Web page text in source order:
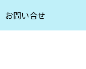
お問い合せ